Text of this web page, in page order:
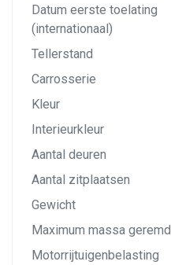
Datum eerste toelating
(internationaal)
Tellerstand
Carrosserie
Kleur
Interieurkleur
Aantal deuren
Aantal zitplaatsen
Gewicht
Maximum massa geremd
Motorrijtuigenbelasting